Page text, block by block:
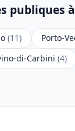
publiques
(11) Porto-
di-Carbini (4)